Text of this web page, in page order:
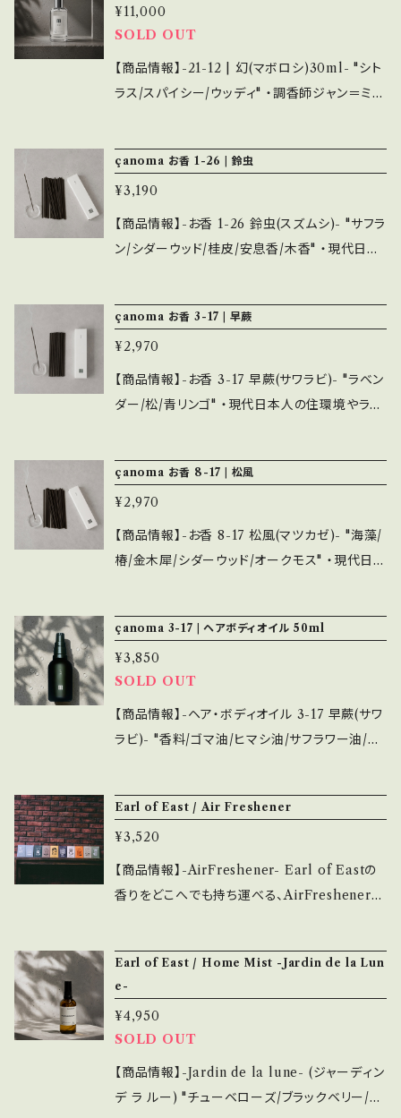
すめです。 また、emotionalではお香各種と香
りを合わせて選ぶことも可能です。
ィックノートのアコードをグルマン調の香りが優
しく包む。涼しさもありながら、全体的にはあた
たかみのある香調。 アクアティックノート、ホワ
イトフローラルノート、ウッディノート、アンバー
トワレ=持続3~4時間程度。 ・シーズンで香りを
変えてみるのも良し、シンプルなデザインで複数
持ちもおすすめです。 また、emotionalではお
香各種と香りを合わせて選ぶことも可能です。
¥11,000
SOLD OUT
【商品情報】-21-12 | 幻(マボロシ)30ml- "シト
ラス/スパイシー/ウッディ" ・調香師ジャン＝ミッ
アクアティックノートが爽やかさを加える。モダ
ンなウッディノートに支えられ、その爽やかさが
最後まで残り続ける。 ベルガモット、ブラッドオレ
ンジ、グリーンマンダリン、レモン、バジル、ピンク
ウッド、ベンゾイン、ムスク ・内容量は30ml=約2
00プッシュが可能。オードトワレ=持続3~4時間
çanoma お香 1-26 | 鈴虫
¥3,190
【商品情報】-お香 1-26 鈴虫(スズムシ)- "サフラ
ン/シダーウッド/桂皮/安息香/木香" ・現代日本
わった。 香りはçanoma「1-24」をベースに、桂
皮、安息香、木香を加えることで、「1-24」とは少
し違った一面を持つものとした。 香水同様に、シ
ンプルなパッケージデザイン。 箱の内側に源氏
なく、多様なライフスタイルシーンに活用できま
す。 ・シーズンで香りを変えてみるのも良し、シン
çanoma お香 3-17 | 早蕨
¥2,970
【商品情報】-お香 3-17 早蕨(サワラビ)- "ラベン
ダー/松/青リンゴ" ・現代日本人の住環境やライ
anomaで一番人気のある「3-17 早蕨」を使用。
爽やかさを残しつつ、 ほのかな香り立ちのお香
となっています。 香水同様に、シンプルなパッケ
ージデザイン。 箱の内側に源氏香之図の名前で
イフスタイルシーンに活用できます。 ・シーズン
で香りを変えてみるのも良し、シンプルなデザイ
ンで複数持ちもおすすめです。 また、emotional
では香水各種と香りを合わせて選ぶことも可能
です。
çanoma お香 8-17 | 松風
¥2,970
【商品情報】-お香 8-17 松風(マツカゼ)- "海藻/
椿/金木犀/シダーウッド/オークモス" ・現代日本
わった。 香りは「8-17 松風」を使用。海藻、椿、金
木犀、シダーウッド、オークモスなどを中心に、華
やかな香り立ちに仕上げた。 香水同様に、シン
プルなパッケージデザイン。 箱の内側に源氏香
之図の名前である「松風」が記されています。 ・
す。 ・シーズンで香りを変えてみるのも良し、シン
プルなデザインで複数持ちもおすすめです。 ま
た、emotionalでは香水各種と香りを合わせて
選ぶことも可能です。
çanoma 3-17 | ヘアボディオイル 50ml
¥3,850
SOLD OUT
【商品情報】-ヘア・ボディオイル 3-17 早蕨(サワ
ラビ)- "香料/ゴマ油/ヒマシ油/サフラワー油/ホ
香りはçanoma一番人気の「3-17 早蕨」。 ・内
容量は50ml。適量を手に取り、髪になじませて
ください。 ・オールシーズンで使用できる万能か
つ香りを楽しめるアイテムです。シンプルなデザ
とも可能です。
Earl of East / Air Freshener
¥3,520
【商品情報】-AirFreshener- Earl of Eastの
香りをどこへでも持ち運べる、AirFreshenerが
れた商品は全てリサイクル可能な素材で製造さ
れています。 ・パッケージの裏側には"Spotif
y"に接続可能なQRコードが付いており、各香り
に応じたパッケージイメージプレイリストが試せ
るようになっています。 ・持続期間は1ヶ月半~2
ヶ月程度で、シーズンで香りの種類を変えてみる
Earl of East / Home Mist -Jardin de la Lun
e-
¥4,950
SOLD OUT
【商品情報】-Jardin de la lune- (ジャーディン
デ ラ ルー) "チューベローズ/ブラックベリー/ベ